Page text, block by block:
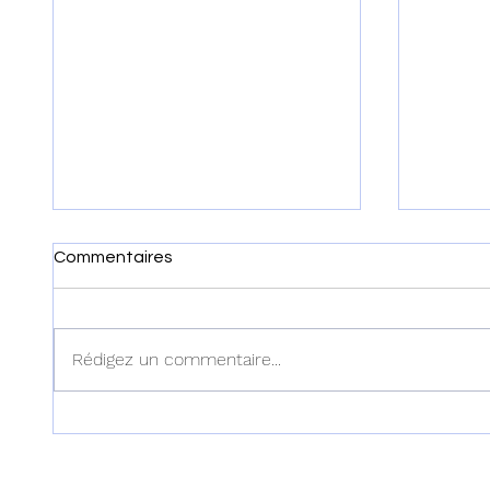
des mesures pour une
Commentaires
Rédigez un commentaire...